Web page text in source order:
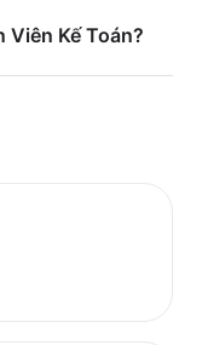
Viên Kế Toán?